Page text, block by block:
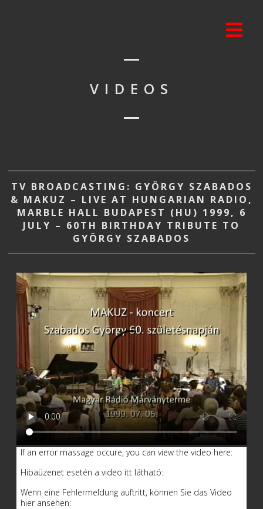
VIDEOS
TV BROADCASTING: GYÖRGY SZABADOS
& MAKUZ – LIVE AT HUNGARIAN RADIO,
MARBLE HALL BUDAPEST (HU) 1999, 6
JULY – 60TH BIRTHDAY TRIBUTE TO
GYÖRGY SZABADOS
If an error massage occure, you can view the video here:
Hibaüzenet esetén a video itt látható:
Wenn eine Fehlermeldung auftritt, können Sie das Video
hier ansehen: